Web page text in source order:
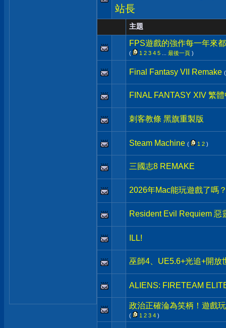
站長
主題
FPS遊戲的強作每一年來
( 1 2 3 4 5 最後一頁 )
Final Fantasy VII Remake
FINAL FANTASY XIV 繁
刺客教條 黑旗重製版
Steam Machine ( 1 2 )
三國志8 REMAKE
2026年Mac能玩遊戲了嗎
Resident Evil Requiem 惡
ILL!
巫師4、UE5.6+光追+開放
ALIENS: FIRETEAM
政治正確淪為笑柄！遊戲
( 1 2 3 4 )